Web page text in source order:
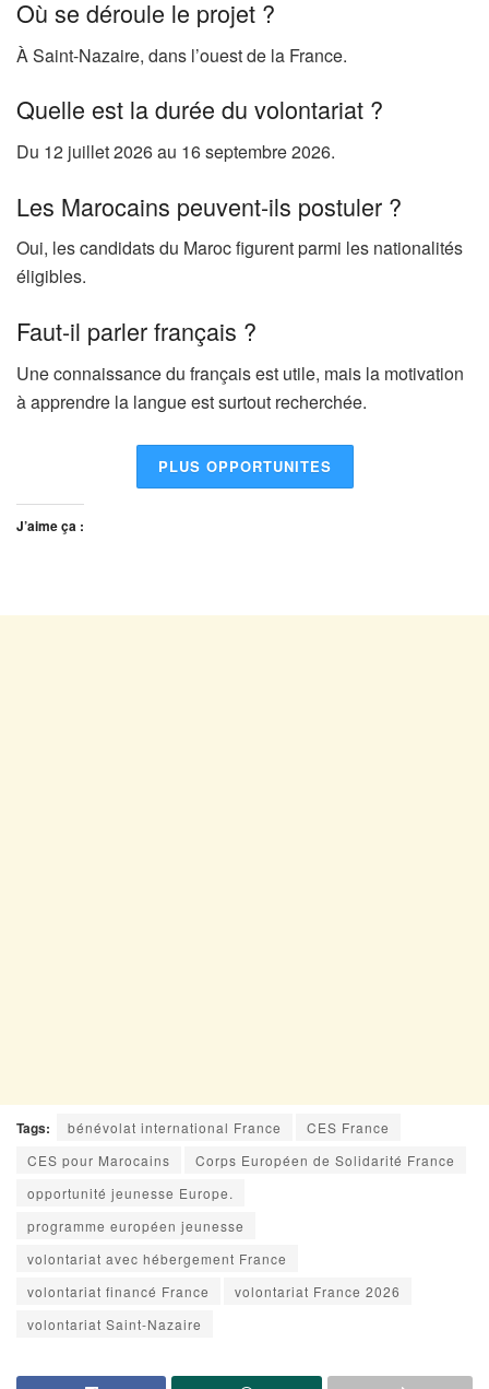
Où se déroule le projet ?
À Saint-Nazaire, dans l’ouest de la France.
Quelle est la durée du volontariat ?
Du 12 juillet 2026 au 16 septembre 2026.
Les Marocains peuvent-ils postuler ?
Oui, les candidats du Maroc figurent parmi les nationalités
éligibles.
Faut-il parler français ?
Une connaissance du français est utile, mais la motivation
à apprendre la langue est surtout recherchée.
PLUS OPPORTUNITES
J’aime ça :
Tags: bénévolat international France
CES France
CES pour Marocains
Corps Européen de Solidarité France
opportunité jeunesse Europe.
programme européen jeunesse
volontariat avec hébergement France
volontariat financé France
volontariat France 2026
volontariat Saint-Nazaire